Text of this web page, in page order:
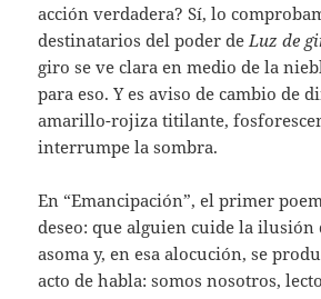
acción verdadera? Sí, lo
destinatarios del poder deLuz de
giro se ve clara en medio de la
para eso. Y es aviso de cambio de
amarillo-rojiza titilante,
interrumpe la sombra.
En “Emancipación”, el primer
deseo: que alguien cuide la ilusión
asoma y, en esa alocución, se
acto de habla: somos nosotros,